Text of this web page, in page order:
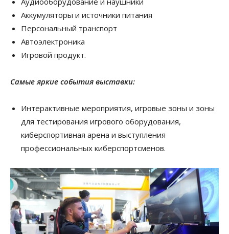
Аккумуляторы и источники питания
Персональный транспорт
Автоэлектроника
Игровой продукт.
Самые яркие события выставки:
Интерактивные мероприятия, игровые зоны и зоны
для тестирования игрового оборудования,
киберспортивная арена и выступления
профессиональных киберспортсменов.